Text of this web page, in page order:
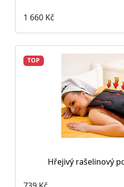
1 660 Kč
TOP
Hřejivý rašelinový